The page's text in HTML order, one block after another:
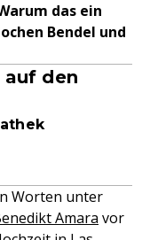
das ein
Bendel und
auf den
Worten unter
Amara vor